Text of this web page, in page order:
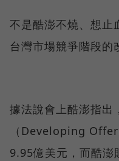
不是酷澎不燒、想止
台灣市場競爭階段的
據法說會上酷澎指出
（Developing
9.95億美元，而酷澎